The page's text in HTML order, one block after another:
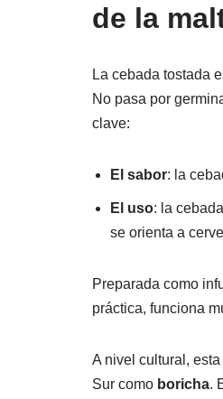
de la
La cebada tostada
No pasa por
clave:
El sabor: la
El uso: la
se orienta a
Preparada como
práctica, funciona
A nivel cultural,
Sur como boricha.